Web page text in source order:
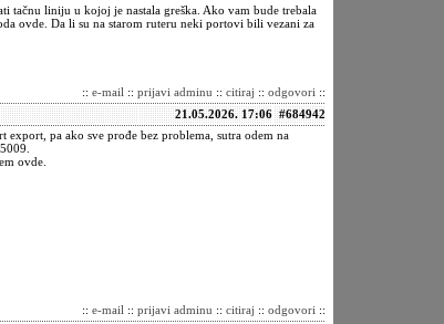
tačnu liniju u kojoj je nastala greška. Ako vam bude trebala
ovde. Da li su na starom ruteru neki portovi bili vezani za
:: e-mail :: prijavi adminu :: citiraj :: odgovori ::
21.05.2026. 17:06 #684942
export, pa ako sve prođe bez problema, sutra odem na
ovde.
:: e-mail :: prijavi adminu :: citiraj :: odgovori ::